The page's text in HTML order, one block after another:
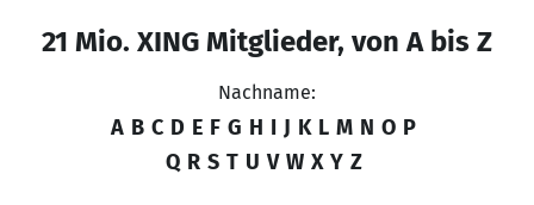
21 Mio. XING Mitglieder, von A bis Z
Nachname:
A B C D E F G H I J K L M N O P
Q R S T U V W X Y Z